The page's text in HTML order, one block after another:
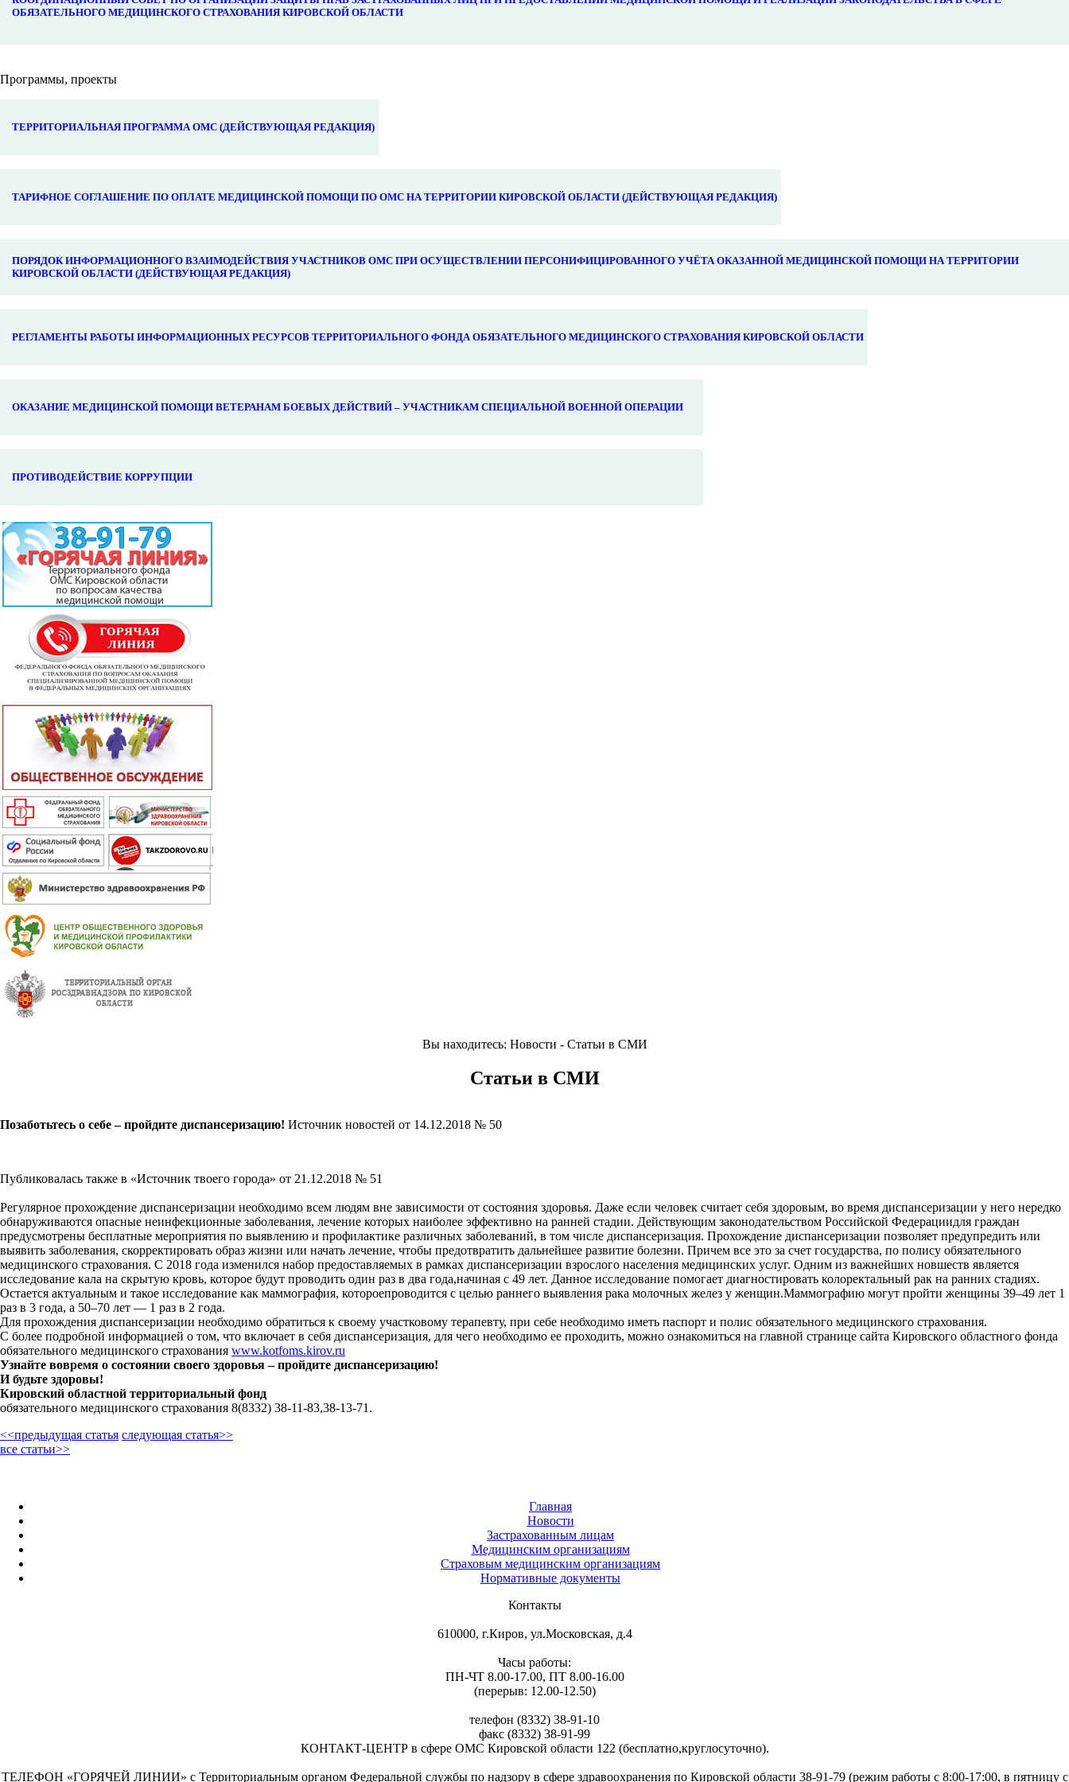
ОБЯЗАТЕЛЬНОГО МЕДИЦИНСКОГО СТРАХОВАНИЯ КИРОВСКОЙ ОБЛАСТИ
Программы, проекты
ТЕРРИТОРИАЛЬНАЯ ПРОГРАММА ОМС (ДЕЙСТВУЮЩАЯ РЕДАКЦИЯ)
ТАРИФНОЕ СОГЛАШЕНИЕ ПО ОПЛАТЕ МЕДИЦИНСКОЙ ПОМОЩИ ПО ОМС НА ТЕРРИТОРИИ КИРОВСКОЙ ОБЛАСТИ (ДЕЙСТВУЮЩАЯ РЕДАКЦИЯ)
ПОРЯДОК ИНФОРМАЦИОННОГО ВЗАИМОДЕЙСТВИЯ УЧАСТНИКОВ ОМС ПРИ ОСУЩЕСТВЛЕНИИ ПЕРСОНИФИЦИРОВАННОГО УЧЁТА ОКАЗАННОЙ МЕДИЦИНСКОЙ ПОМОЩИ НА ТЕРРИТОРИИ
КИРОВСКОЙ ОБЛАСТИ (ДЕЙСТВУЮЩАЯ РЕДАКЦИЯ)
РЕГЛАМЕНТЫ РАБОТЫ ИНФОРМАЦИОННЫХ РЕСУРСОВ ТЕРРИТОРИАЛЬНОГО ФОНДА ОБЯЗАТЕЛЬНОГО МЕДИЦИНСКОГО СТРАХОВАНИЯ КИРОВСКОЙ ОБЛАСТИ
ОКАЗАНИЕ МЕДИЦИНСКОЙ ПОМОЩИ ВЕТЕРАНАМ БОЕВЫХ ДЕЙСТВИЙ – УЧАСТНИКАМ СПЕЦИАЛЬНОЙ ВОЕННОЙ ОПЕРАЦИИ
ПРОТИВОДЕЙСТВИЕ КОРРУПЦИИ
Вы находитесь: Новости - Статьи в СМИ
Статьи в СМИ
Позаботьтесь о себе – пройдите диспансеризацию! Источник новостей от 14.12.2018 № 50
Публиковалась также в «Источник твоего города» от 21.12.2018 № 51
Регулярное прохождение диспансеризации необходимо всем людям вне зависимости от состояния здоровья. Даже если человек считает себя здоровым, во время диспансеризации у него нередко
обнаруживаются опасные неинфекционные заболевания, лечение которых наиболее эффективно на ранней стадии. Действующим законодательством Российской Федерациидля граждан
предусмотрены бесплатные мероприятия по выявлению и профилактике различных заболеваний, в том числе диспансеризация. Прохождение диспансеризации позволяет предупредить или
выявить заболевания, скорректировать образ жизни или начать лечение, чтобы предотвратить дальнейшее развитие болезни. Причем все это за счет государства, по полису обязательного
медицинского страхования. С 2018 года изменился набор предоставляемых в рамках диспансеризации взрослого населения медицинских услуг. Одним из важнейших новшеств является
исследование кала на скрытую кровь, которое будут проводить один раз в два года,начиная с 49 лет. Данное исследование помогает диагностировать колоректальный рак на ранних стадиях.
Остается актуальным и такое исследование как маммография, котороепроводится с целью раннего выявления рака молочных желез у женщин.Маммографию могут пройти женщины 39–49 лет 1
раз в 3 года, а 50–70 лет — 1 раз в 2 года.
Для прохождения диспансеризации необходимо обратиться к своему участковому терапевту, при себе необходимо иметь паспорт и полис обязательного медицинского страхования.
С более подробной информацией о том, что включает в себя диспансеризация, для чего необходимо ее проходить, можно ознакомиться на главной странице сайта Кировского областного фонда
обязательного медицинского страхования www.kotfoms.kirov.ru
Узнайте вовремя о состоянии своего здоровья – пройдите диспансеризацию!
И будьте здоровы!
Кировский областной территориальный фонд
обязательного медицинского страхования 8(8332) 38-11-83,38-13-71.
<<предыдущая статья следующая статья>>
все статьи>>
Главная
Новости
Застрахованным лицам
Медицинским организациям
Страховым медицинским организациям
Нормативные документы
Контакты
610000, г.Киров, ул.Московская, д.4
Часы работы:
ПН-ЧТ 8.00-17.00, ПТ 8.00-16.00
(перерыв: 12.00-12.50)
телефон (8332) 38-91-10
факс (8332) 38-91-99
КОНТАКТ-ЦЕНТР в сфере ОМС Кировской области 122 (бесплатно,круглосуточно).
ТЕЛЕФОН «ГОРЯЧЕЙ ЛИНИИ» с Территориальным органом Федеральной службы по надзору в сфере здравоохранения по Кировской области 38-91-79 (режим работы с 8:00-17:00, в пятницу с